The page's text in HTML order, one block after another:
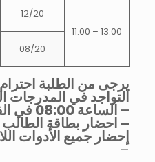
12/20
11:00 – 13:00
08/20
يرجى من الطلبة احترام
التواجد في
الساعة 08:00 في الفترة الصباحية –
و استظهارها RFID احضار بطاقة الطالب –
إحضار جميع الأدوات
–